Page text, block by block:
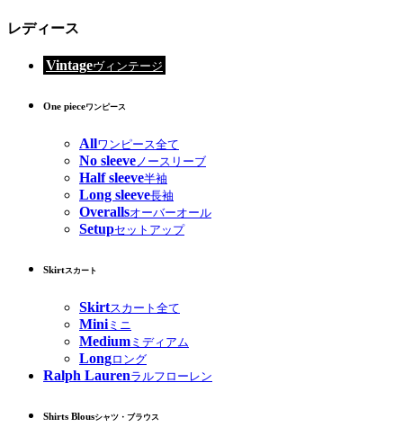
レディース
Vintageヴィンテージ
One pieceワンピース
Allワンピース全て
No sleeveノースリーブ
Half sleeve半袖
Long sleeve長袖
Overallsオーバーオール
Setupセットアップ
Skirtスカート
Skirtスカート全て
Miniミニ
Medium ミディアム
Longロング
Ralph Laurenラルフローレン
Shirts Blousシャツ・ブラウス